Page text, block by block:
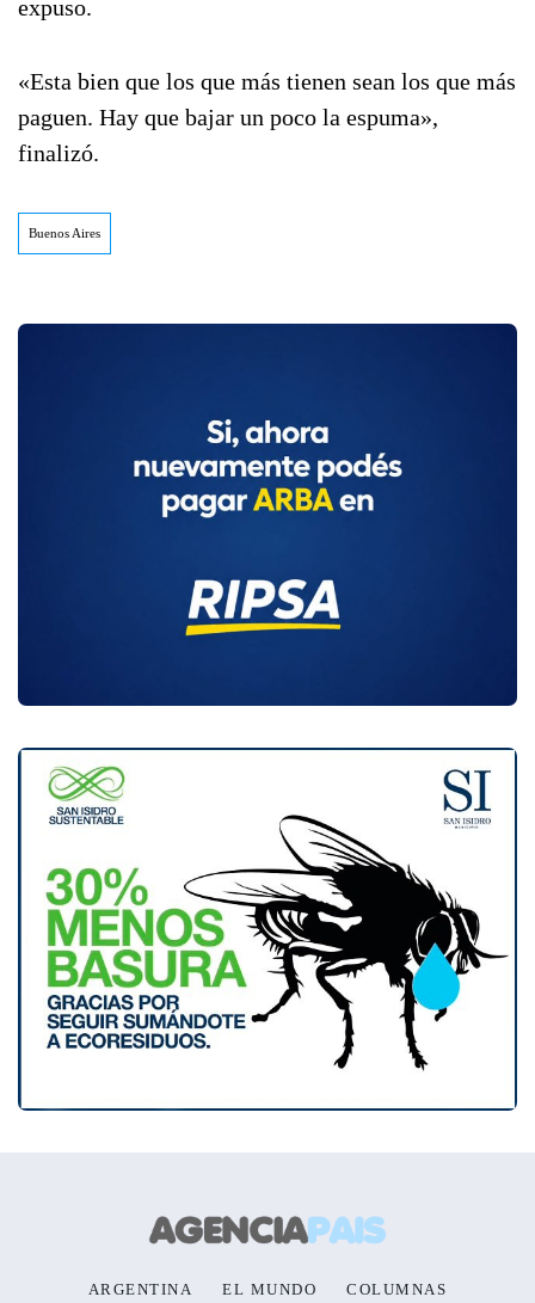
expuso.
«Esta bien que los que más tienen sean los que más
paguen. Hay que bajar un poco la espuma»,
finalizó.
Buenos Aires
ARGENTINA EL MUNDO COLUMNAS